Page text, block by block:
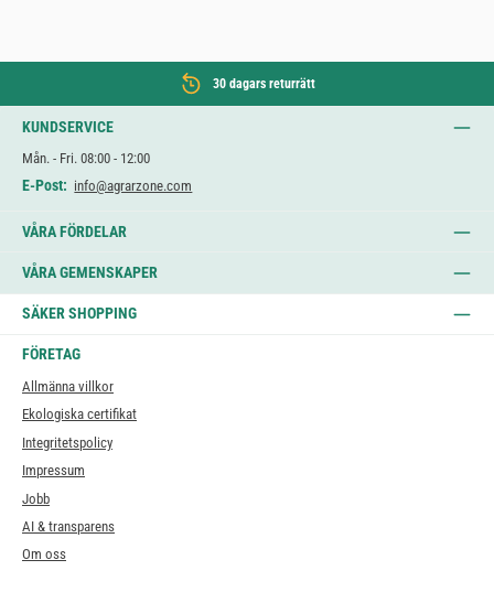
30 dagars returrätt
KUNDSERVICE
Mån. - Fri. 08:00 - 12:00
E-Post: info@agrarzone.com
VÅRA FÖRDELAR
VÅRA GEMENSKAPER
SÄKER SHOPPING
FÖRETAG
Allmänna villkor
Ekologiska certifikat
Integritetspolicy
Impressum
Jobb
AI & transparens
Om oss